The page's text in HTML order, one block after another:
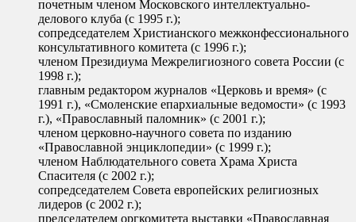
почетным членом Московского интеллектуально-
делового клуба (с 1995 г.);
сопредседателем Христианского межконфессионального
консультативного комитета (с 1996 г.);
членом Президиума Межрелигиозного совета России (с
1998 г.);
главным редактором журналов «Церковь и время» (с
1991 г.), «Смоленские епархиальные ведомости» (с 1993
г.), «Православный паломник» (с 2001 г.);
членом церковно-научного совета по изданию
«Православной энциклопедии» (с 1999 г.);
членом Наблюдательного совета Храма Христа
Спасителя (с 2002 г.);
сопредседателем Совета европейских религиозных
лидеров (с 2002 г.);
председателем оргкомитета выставки «Православная